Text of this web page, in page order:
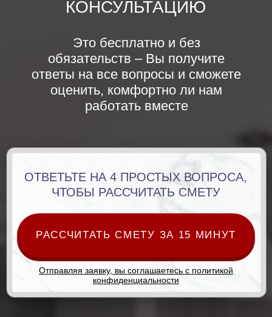
Согласие на обработку данных
ООО «СК «СТРОЙГРАД»
ИНН 7814706969